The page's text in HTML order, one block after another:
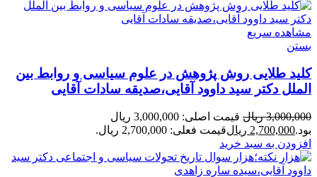
مشاهده سریع
بستن
کلید طلایی روش پژوهش در علوم سیاسی و روابط بین
الملل دکتر سید داوود آقایی،صدیقه سادات آقایی
3,000,000 ریال
قیمت اصلی: 3,000,000 ریال
بود.2,700,000 ریالقیمت فعلی: 2,700,000 ریال.
افزودن به سبد خرید